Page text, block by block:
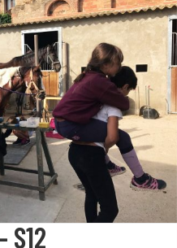
– S12
S12